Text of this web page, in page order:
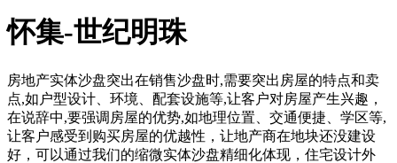
怀集-世纪明珠
房地产实体沙盘突出在销售沙盘时,需要突出房屋的特点和卖
点,如户型设计、环境、配套设施等,让客户对房屋产生兴趣，
在说辞中,要强调房屋的优势,如地理位置、交通便捷、学区等,
让客户感受到购买房屋的优越性，让地产商在地块还没建设
好，可以通过我们的缩微实体沙盘精细化体现，住宅设计外